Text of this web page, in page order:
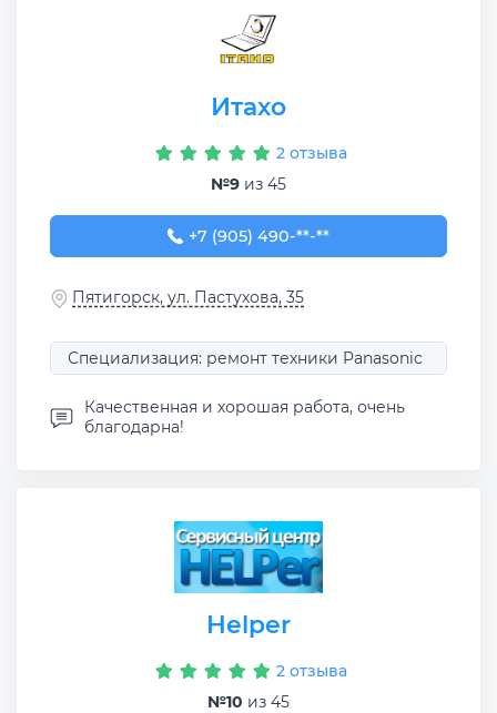
Итахо
2 отзыва
№9 из 45
+7 (905) 490-00-11
+7 (905) 490-**-**
Пятигорск, ул. Пастухова, 35
Специализация: ремонт техники Panasonic
Качественная и хорошая работа, очень
благодарна!
Helper
2 отзыва
№10 из 45